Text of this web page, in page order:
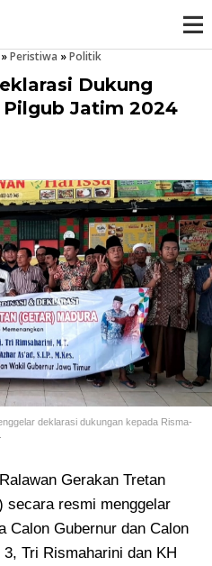
u
»Peristiwa »Politik
Dukung
Pilgub Jatim 2024
deklarasi dukungan kepada Risma-
Ralawan Gerakan Tretan
secara resmi menggelar
Calon Gubernur dan Calon
Tri Rismaharini dan KH